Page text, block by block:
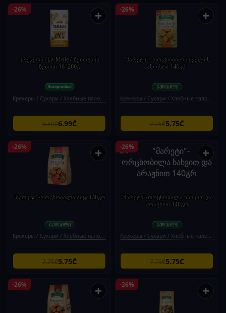
-26% +
კრეკერი /La Mole/ ზეითუნის
ზეთით 16*200გ
Крекеры / Сухари / Хлебные палочки
9.50₾6.99₾
-26% +
"მარეტი"- ორცხობილა ყველის
ასორტი 140გრ
Крекеры / Сухари / Хлебные палочки
7.75₾5.75₾
-26% +
"მარეტი"-ორცხობილა პიცა140გრ
Крекеры / Сухари / Хлебные палочки
7.75₾5.75₾
-26% +
"მარეტი"-ორცხობილა ხახვით და
არაჟნით 140გრ
Крекеры / Сухари / Хлебные палочки
7.75₾5.75₾
-26% + -26% +